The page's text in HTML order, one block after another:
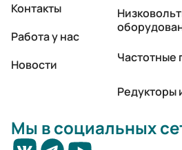
Контакты
Работа у нас
Новости
Частотные
Редукторы
Мы в социальных